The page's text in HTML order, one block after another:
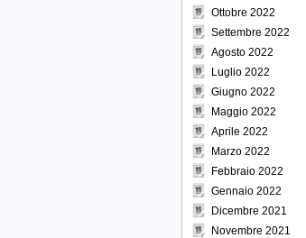
Ottobre 2022
Settembre 2022
Agosto 2022
Luglio 2022
Giugno 2022
Maggio 2022
Aprile 2022
Marzo 2022
Febbraio 2022
Gennaio 2022
Dicembre 2021
Novembre 2021